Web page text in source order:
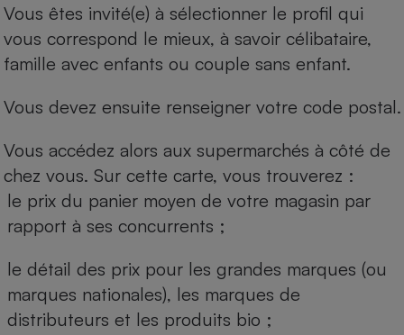
Vous êtes invité(e) à sélectionner le profil qui
vous correspond le mieux, à savoir célibataire,
famille avec enfants ou couple sans enfant.
Vous devez ensuite renseigner votre code postal.
Vous accédez alors aux supermarchés à côté de
chez vous. Sur cette carte, vous trouverez :
le prix du panier moyen de votre magasin par
rapport à ses concurrents ;
le détail des prix pour les grandes marques (ou
marques nationales), les marques de
distributeurs et les produits bio ;